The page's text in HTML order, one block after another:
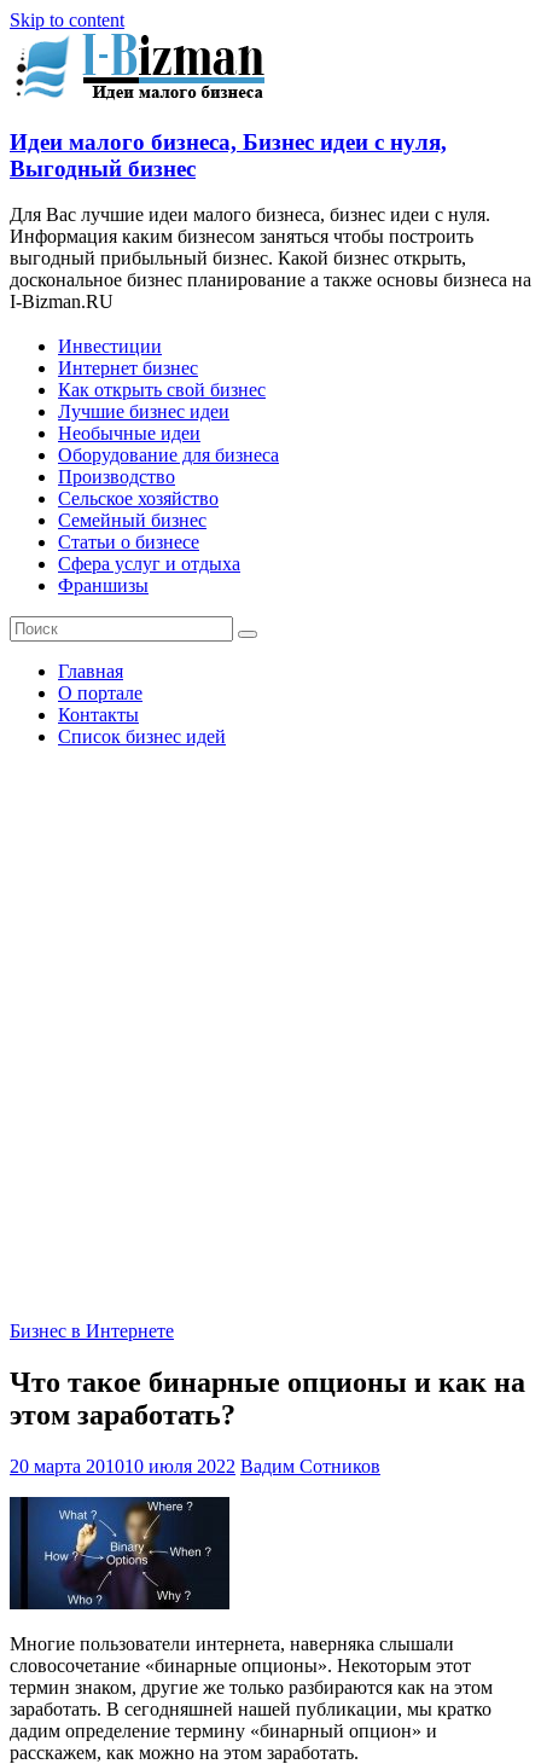
Skip to content
Идеи малого бизнеса, Бизнес идеи с нуля,
Выгодный бизнес
Для Вас лучшие идеи малого бизнеса, бизнес идеи с нуля.
Информация каким бизнесом заняться чтобы построить
выгодный прибыльный бизнес. Какой бизнес открыть,
доскональное бизнес планирование а также основы бизнеса на
I-Bizman.RU
Инвестиции
Интернет бизнес
Как открыть свой бизнес
Лучшие бизнес идеи
Необычные идеи
Оборудование для бизнеса
Производство
Сельское хозяйство
Семейный бизнес
Статьи о бизнесе
Сфера услуг и отдыха
Франшизы
Главная
О портале
Контакты
Список бизнес идей
Бизнес в Интернете
Что такое бинарные опционы и как на
этом заработать?
20 марта 201010 июля 2022 Вадим Сотников
Многие пользователи интернета, наверняка слышали
словосочетание «бинарные опционы». Некоторым этот
термин знаком, другие же только разбираются как на этом
заработать. В сегодняшней нашей публикации, мы кратко
дадим определение термину «бинарный опцион» и
расскажем, как можно на этом заработать.